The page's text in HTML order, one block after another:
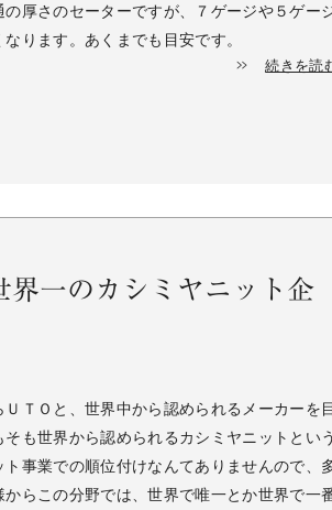
厚さのセーターですが、７ゲージや５ゲー
ります。あくまでも目安です。
続きを読
界一のカシミヤニット企
ＴＯと、世界中から認められるメーカーを
も世界から認められるカシミヤニットという
事業での順位付けなんてありませんので、
からこの分野では、世界で唯一とか世界で一